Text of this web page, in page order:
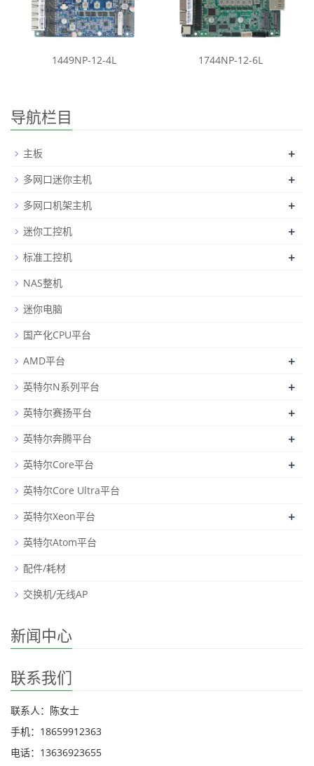
1449NP-12-4L 1744NP-12-6L
导航栏目
主板 +
多网口迷你主机 +
多网口机架主机 +
迷你工控机 +
标准工控机 +
NAS整机
迷你电脑
国产化CPU平台
AMD平台
+
英特尔N系列平台 +
英特尔赛扬平台 +
英特尔奔腾平台 +
英特尔Core平台 +
英特尔Core Ultra平台
英特尔Xeon平台
+
英特尔Atom平台
配件/耗材
交换机/无线AP
新闻中心
联系我们
联系人：陈女士
手机：18659912363
电话：13636923655